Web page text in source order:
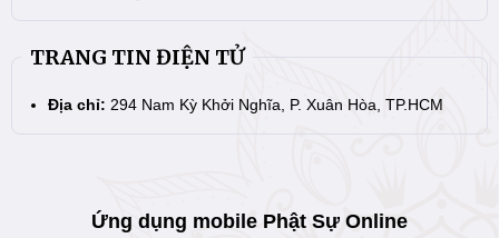
TRANG TIN ĐIỆN TỬ
Địa chỉ: 294 Nam Kỳ Khởi Nghĩa, P. Xuân Hòa, TP.HCM
Ứng dụng mobile Phật Sự Online